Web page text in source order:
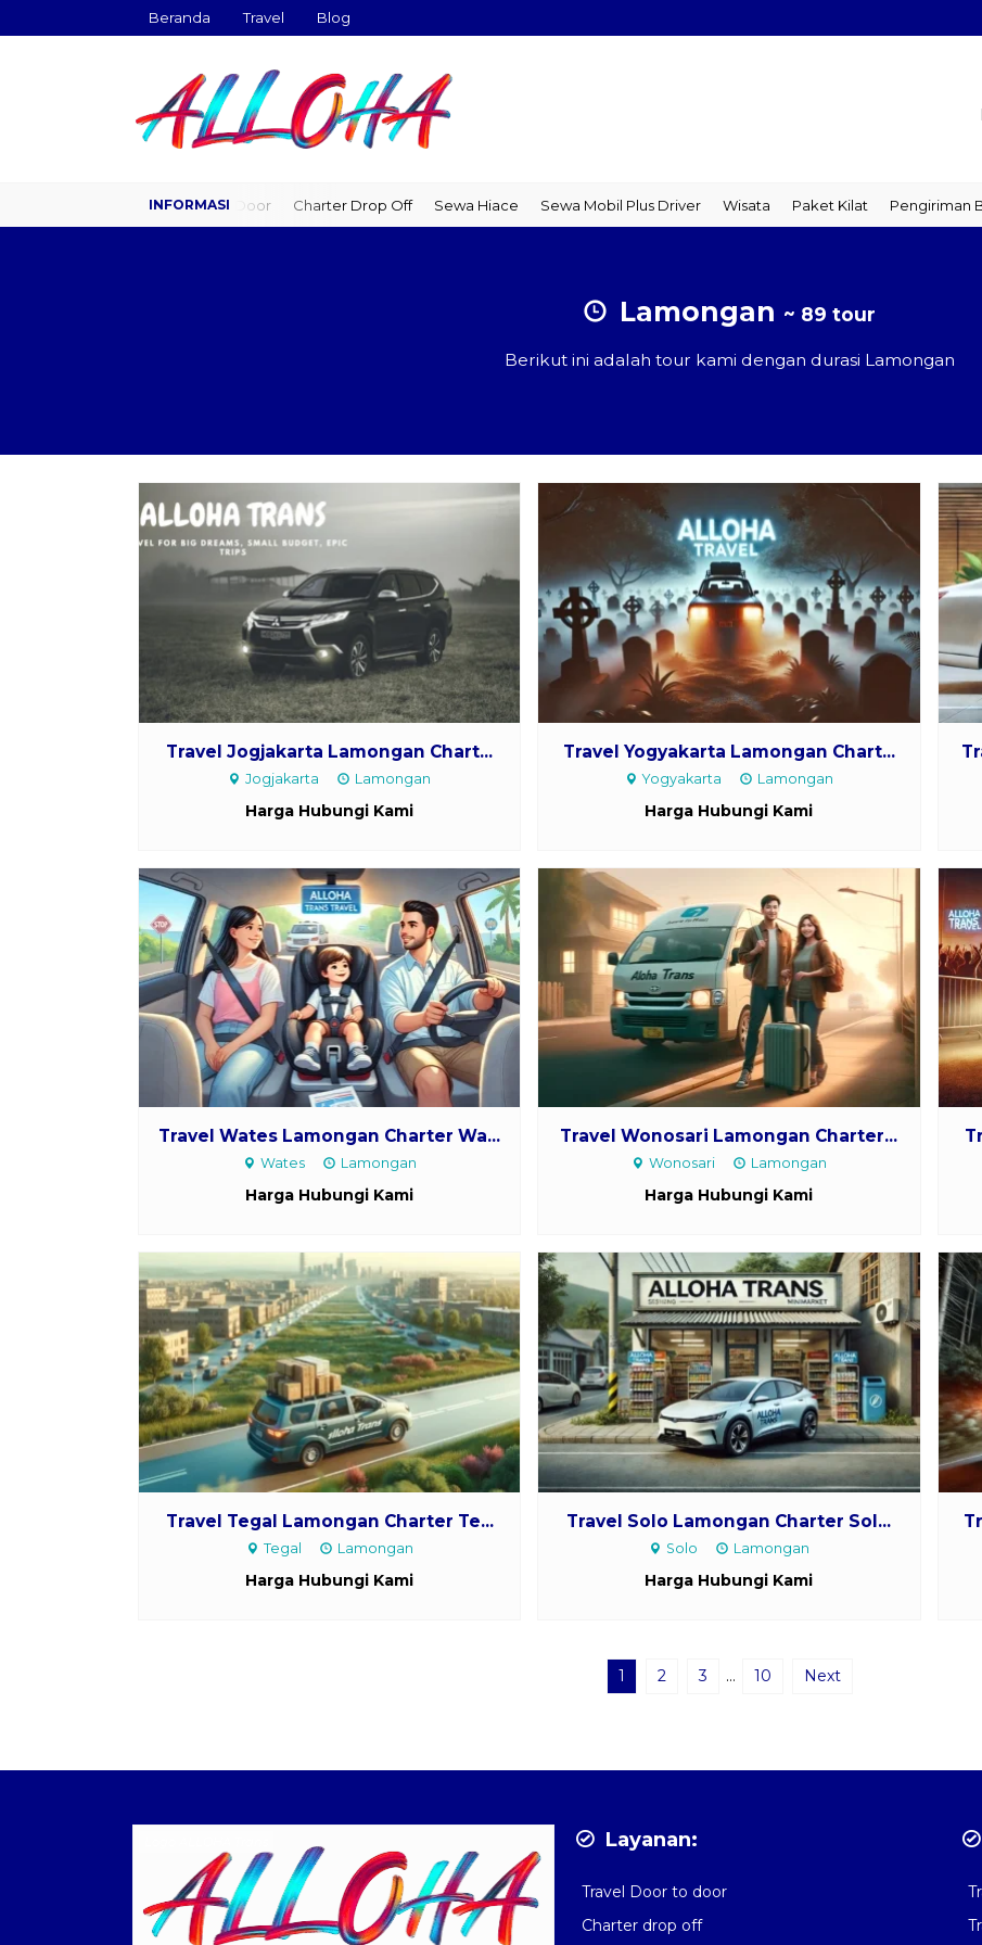
Beranda Travel Blog
Travel Door to Door Charter Drop Off Sewa Hiace Sewa Mobil Plus Driver Wisata Paket Kilat Pengiriman
Lamongan ~ 89 tour
Berikut ini adalah tour kami dengan durasi Lamongan
Travel Jogjakarta Lamongan Chart...
Jogjakarta Lamongan
Harga Hubungi Kami
Travel Yogyakarta Lamongan Chart...
Yogyakarta Lamongan
Harga Hubungi Kami
Travel Wates Lamongan Charter Wa...
Wates Lamongan
Harga Hubungi Kami
Travel Wonosari Lamongan Charter...
Wonosari Lamongan
Harga Hubungi Kami
Travel Tegal Lamongan Charter Te...
Tegal Lamongan
Harga Hubungi Kami
Travel Solo Lamongan Charter Sol...
Solo Lamongan
Harga Hubungi Kami
1 2 3 … 10 Next
Layanan:
Travel Door to door
Charter drop off